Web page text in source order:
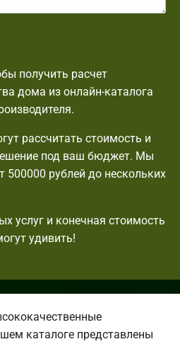
получить расчет
дома из онлайн-каталога
рассчитать стоимость и
под ваш бюджет. Мы
500000 рублей до нескольких
услуг и конечная стоимость
удивить!
каталоге представлены